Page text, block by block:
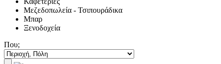
Μεζεδοπωλεία - Τσιπουράδικα
Μπαρ
Ξενοδοχεία
Που;